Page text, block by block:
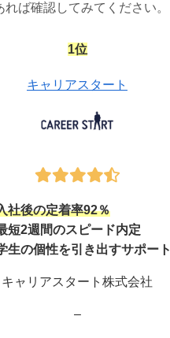
ば確認してみてください。
1位
キャリアスタート
社後の定着率92％
短2週間のスピード内定
生の個性を引き出すサポート
キャリアスタート株式会社
–